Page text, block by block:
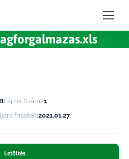
Fájlok Száma1
frissített2021.01.27.
Letöltés